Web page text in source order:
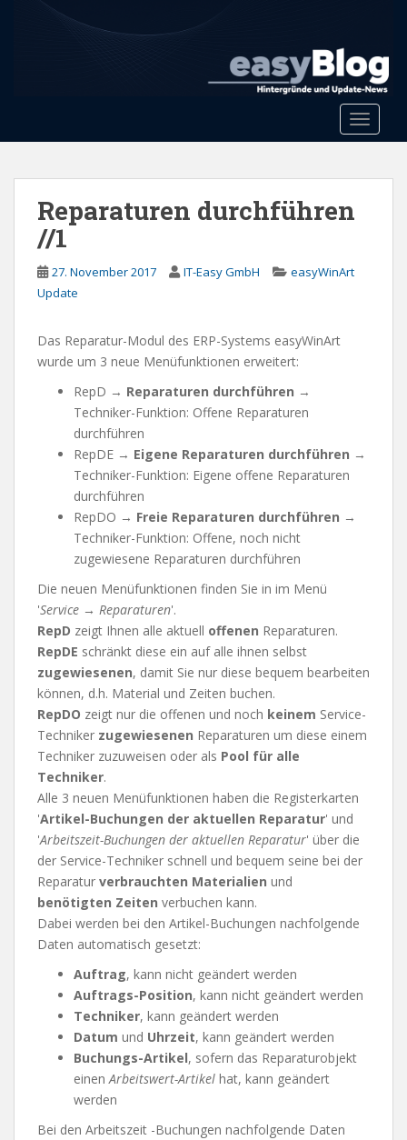
Toggle
Reparaturen durchführen
//1
27. November 2017 IT-Easy GmbH
easyWinArt
Update
Das Reparatur-Modul des ERP-Systems easyWinArt
wurde um 3 neue Menüfunktionen erweitert:
RepD → Reparaturen durchführen →
Techniker-Funktion: Offene Reparaturen
durchführen
RepDE → Eigene Reparaturen durchführen →
Techniker-Funktion: Eigene offene Reparaturen
durchführen
RepDO → Freie Reparaturen durchführen →
Techniker-Funktion: Offene, noch nicht
zugewiesene Reparaturen durchführen
Die neuen Menüfunktionen finden Sie in im Menü
'Service → Reparaturen'.
RepD zeigt Ihnen alle aktuell offenen Reparaturen.
RepDE schränkt diese ein auf alle ihnen selbst
zugewiesenen, damit Sie nur diese bequem bearbeiten
können, d.h. Material und Zeiten buchen.
RepDO zeigt nur die offenen und noch keinem Service-
Techniker zugewiesenen Reparaturen um diese einem
Techniker zuzuweisen oder als Pool für alle
Techniker.
Alle 3 neuen Menüfunktionen haben die Registerkarten
'Artikel-Buchungen der aktuellen Reparatur' und
'Arbeitszeit-Buchungen der aktuellen Reparatur' über die
der Service-Techniker schnell und bequem seine bei der
Reparatur verbrauchten Materialien und
benötigten Zeiten verbuchen kann.
Dabei werden bei den Artikel-Buchungen nachfolgende
Daten automatisch gesetzt:
Auftrag, kann nicht geändert werden
Auftrags-Position, kann nicht geändert werden
Techniker, kann geändert werden
Datum und Uhrzeit, kann geändert werden
Buchungs-Artikel, sofern das Reparaturobjekt
einenArbeitswert-Artikel hat, kann geändert
werden
Bei den Arbeitszeit -Buchungen nachfolgende Daten